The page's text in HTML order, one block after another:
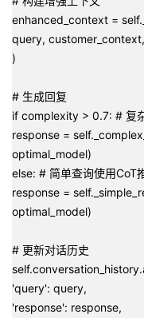
enhanced_context =
query,
)
# 生成回复
if complexity > 0.7: # 复
response =
optimal_model)
else: # 简单查询使用CoT
response =
optimal_model)
# 更新对话历史
'query': query,
'response': response,